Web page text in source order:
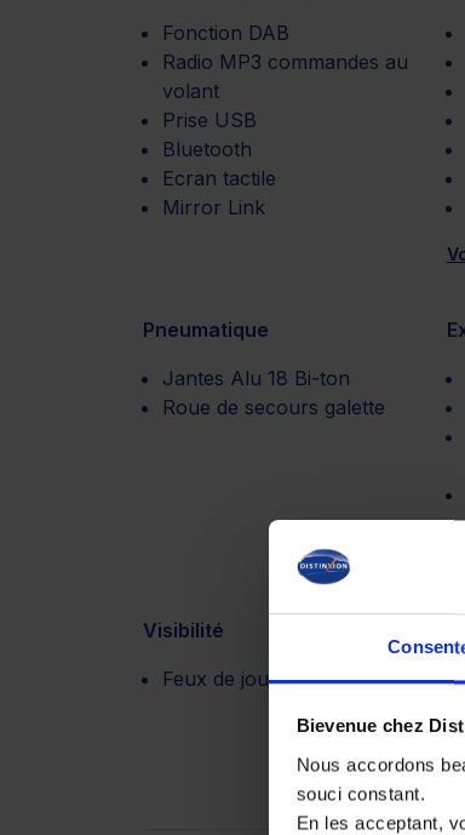
Bievenue chez
Nous accordons
souci constant.
En les acceptant,
Fonction DAB
Radio MP3 commandes au
volant
Prise USB
Bluetooth
Ecran tactile
Mirror Link
Pneumatique
Jantes Alu 18 Bi-ton
Roue de secours galette
Visibilité
Feux de jour à led